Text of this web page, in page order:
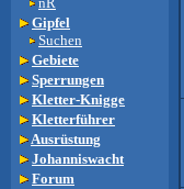
Gipfel
Suchen
Gebiete
Sperrungen
Kletter-Knigge
Kletterführer
Ausrüstung
Johanniswacht
Forum